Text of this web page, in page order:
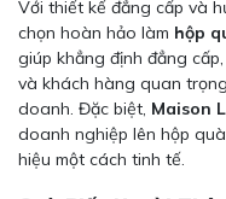
Với thiết kế đẳng cấp và
chọn hoàn hảo làm hộp
giúp khẳng định đẳng
và khách hàng quan
doanh. Đặc biệt, Maison
doanh nghiệp lên hộp
hiệu một cách tinh tế.